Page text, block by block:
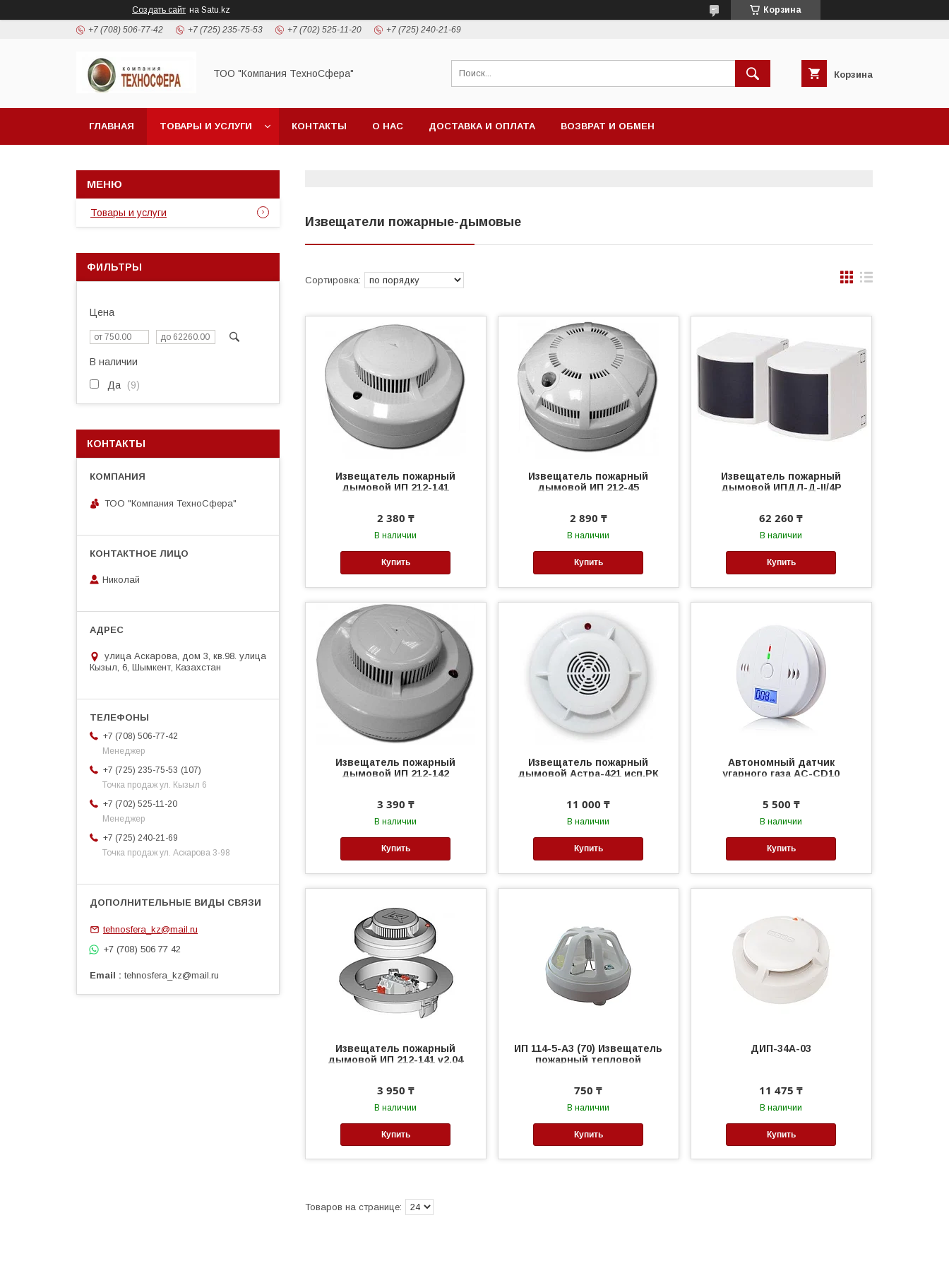
Создать сайт на Satu.kz Корзина
+7 (708) 506-77-42 +7 (725) 235-75-53 +7 (702) 525-11-20 +7 (725) 240-21-69
ТОО "Компания ТехноСфера" Корзина
ГЛАВНАЯ ТОВАРЫ И УСЛУГИ КОНТАКТЫ О НАС ДОСТАВКА И ОПЛАТА ВОЗВРАТ И ОБМЕН
Извещатели пожарные-дымовые
Извещатель пожарный
дымовой ИП 212-141
2 380 ₸
В наличии
Купить
Извещатель пожарный
дымовой ИП 212-45
2 890 ₸
В наличии
Купить
Извещатель пожарный
дымовой ИПДЛ-Д-II/4Р
62 260 ₸
В наличии
Купить
Извещатель пожарный
дымовой ИП 212-142
3 390 ₸
В наличии
Купить
Извещатель пожарный
дымовой Астра-421 исп.РК
11 000 ₸
В наличии
Купить
Автономный датчик
угарного газа АС-CD10
5 500 ₸
В наличии
Купить
Извещатель пожарный
дымовой ИП 212-141 v2.04
3 950 ₸
В наличии
Купить
ИП 114-5-А3 (70) Извещатель
пожарный тепловой
750 ₸
В наличии
Купить
ДИП-34А-03
11 475 ₸
В наличии
Купить
Товары и услуги
ФИЛЬТРЫ
Цена
В наличии
Да 9
КОНТАКТЫ
ТОО "Компания ТехноСфера"
Николай
улица Аскарова, дом 3, кв.98. улица
Кызыл, 6, Шымкент, Казахстан
+7 (708) 506-77-42
Менеджер
+7 (725) 235-75-53
107
Точка продаж ул. Кызыл 6
+7 (702) 525-11-20
Менеджер
+7 (725) 240-21-69
Точка продаж ул. Аскарова 3-98
tehnosfera_kz@mail.ru
+7 (708) 506 77 42
Email tehnosfera_kz@mail.ru